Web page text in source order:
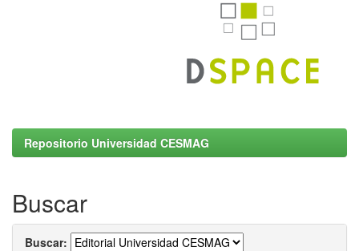
Repositorio Universidad CESMAG
Buscar
Buscar: